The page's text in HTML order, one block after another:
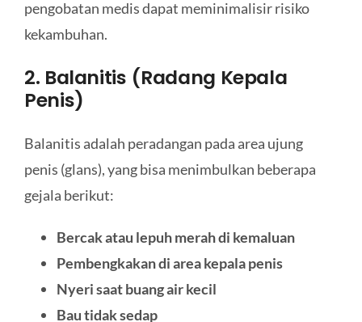
pengobatan medis dapat meminimalisir risiko
kekambuhan.
2. Balanitis (Radang Kepala
Penis)
Balanitis adalah peradangan pada area ujung
penis (glans), yang bisa menimbulkan beberapa
gejala berikut:
Bercak atau lepuh merah di kemaluan
Pembengkakan di area kepala penis
Nyeri saat buang air kecil
Bau tidak sedap